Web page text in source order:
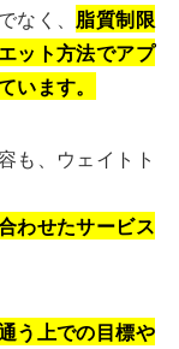
く、 脂質制限
ット方法でアプ
います。
も、ウェイトト
わせたサービス
う上での目標や